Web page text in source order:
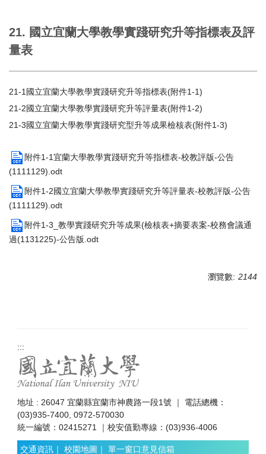
21. 國立宜蘭大學教學實踐研究升等指標表及評
量表
21-1國立宜蘭大學教學實踐研究升等指標表(附件1-1)
21-2國立宜蘭大學教學實踐研究升等評量表(附件1-2)
21-3國立宜蘭大學教學實踐研究型升等成果檢核表(附件1-3)
附件1-1宜蘭大學教學實踐研究升等指標表-校教評版-公告
(1111129).odt
附件1-2國立宜蘭大學教學實踐研究升等評量表-校教評版-公告
(1111129).odt
附件1-3_教學實踐研究升等成果(檢核表+摘要表案-校務會議通
過(1131225)-公告版.odt
瀏覽數: 2144
:::
地址 : 26047 宜蘭縣宜蘭市神農路一段1號 ｜ 電話總機：
(03)935-7400, 0972-570030
統一編號：02415271 ｜校安值勤專線：(03)936-4006
交通資訊 ｜ 校園地圖 ｜ 單一窗口意見信箱